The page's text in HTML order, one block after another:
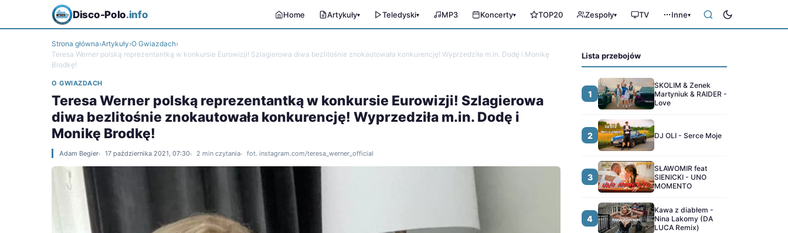
Disco-Polo.info Home Artykuły▾ Teledyski▾ MP3 Koncerty▾ TOP20 Zespoły▾ TV Inne▾
Strona główna›Artykuły›O Gwiazdach›
Teresa Werner polską reprezentantką w konkursie Eurowizji! Szlagierowa diwa bezlitośnie znokautowała konkurencję! Wyprzedziła m.in. Dodę i Monikę
Brodkę!
O GWIAZDACH
Teresa Werner polską reprezentantką w konkursie Eurowizji! Szlagierowa
diwa bezlitośnie znokautowała konkurencję! Wyprzedziła m.in. Dodę i
Monikę Brodkę!
Adam Begier 17 października 2021, 07:30 2 min czytania fot. instagram.com/teresa_werner_official
Lista przebojów
1
SKOLIM & Zenek
Martyniuk & RAIDER -
Love
2 DJ OLI - Serce Moje
3
SŁAWOMIR feat
SIENICKI - UNO
MOMENTO
4
Kawa z diabłem -
Nina Lakomy (DA
LUCA Remix)